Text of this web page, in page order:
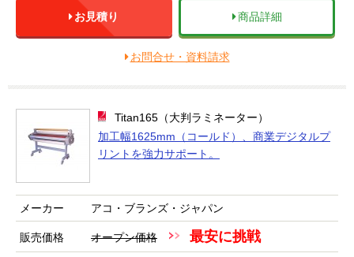
お見積り 商品詳細
お問合せ・資料請求
Titan165（大判ラミネーター）
加工幅1625mm（コールド）、商業デジタルプ
リントを強力サポート。
メーカー アコ・ブランズ・ジャパン
販売価格 オープン価格 最安に挑戦